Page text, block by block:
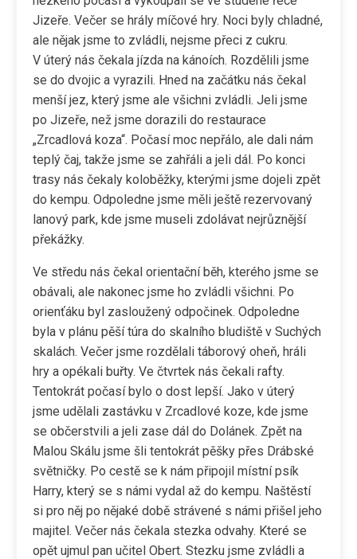
Jizeře. Večer se hrály míčové hry. Noci byly chladné,
ale nějak jsme to zvládli, nejsme přeci z cukru.
V úterý nás čekala jízda na kánoích. Rozdělili jsme
se do dvojic a vyrazili. Hned na začátku nás čekal
menší jez, který jsme ale všichni zvládli. Jeli jsme
po Jizeře, než jsme dorazili do restaurace
„Zrcadlová koza“. Počasí moc nepřálo, ale dali nám
teplý čaj, takže jsme se zahřáli a jeli dál. Po konci
trasy nás čekaly koloběžky, kterými jsme dojeli zpět
do kempu. Odpoledne jsme měli ještě rezervovaný
lanový park, kde jsme museli zdolávat nejrůznější
překážky.
Ve středu nás čekal orientační běh, kterého jsme se
obávali, ale nakonec jsme ho zvládli všichni. Po
orienťáku byl zasloužený odpočinek. Odpoledne
byla v plánu pěší túra do skalního bludiště v Suchých
skalách. Večer jsme rozdělali táborový oheň, hráli
hry a opékali buřty. Ve čtvrtek nás čekali rafty.
Tentokrát počasí bylo o dost lepší. Jako v úterý
jsme udělali zastávku v Zrcadlové koze, kde jsme
se občerstvili a jeli zase dál do Dolánek. Zpět na
Malou Skálu jsme šli tentokrát pěšky přes Drábské
světničky. Po cestě se k nám připojil místní psík
Harry, který se s námi vydal až do kempu. Naštěstí
si pro něj po nějaké době strávené s námi přišel jeho
majitel. Večer nás čekala stezka odvahy. Které se
opět ujmul pan učitel Obert. Stezku jsme zvládli a